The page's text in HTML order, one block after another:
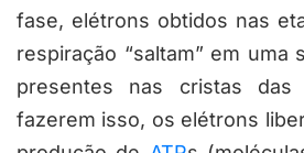
fase, elétrons obtidos nas
respiração “saltam” em uma
presentes nas cristas das
fazerem isso, os elétrons